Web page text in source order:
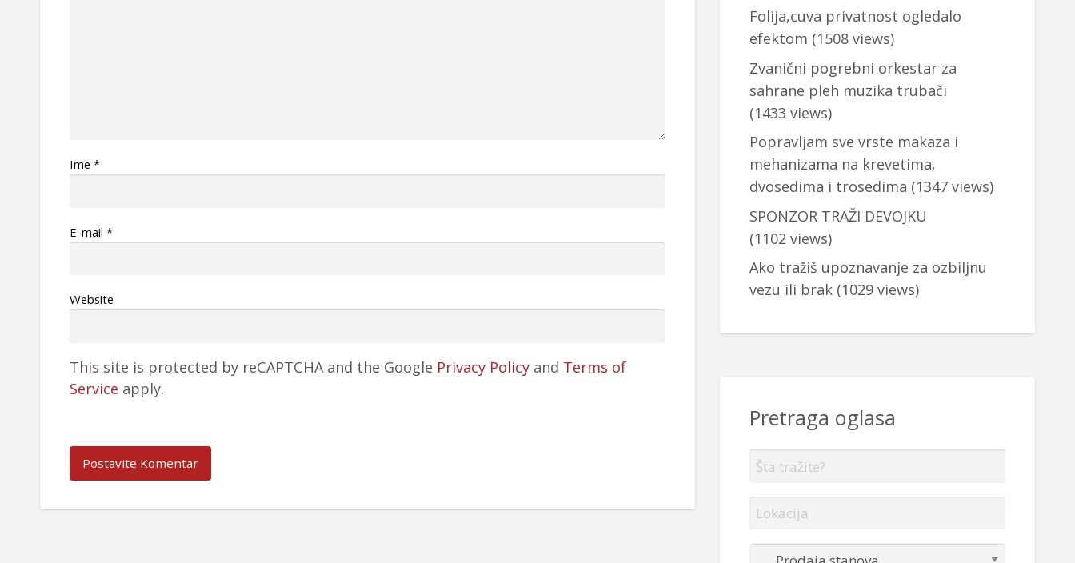
Ime *
Е-mail *
Website
This site is protected by reCAPTCHA and the Google Privacy Policyand Terms of
Service apply.
Folija,cuva privatnost ogledalo
efektom (1508 views)
Zvanični pogrebni orkestar za
sahrane pleh muzika trubači
(1433 views)
Popravljam sve vrste makaza i
mehanizama na krevetima,
dvosedima i trosedima (1347 views)
SPONZOR TRAŽI DEVOJKU
(1102 views)
Ako tražiš upoznavanje za ozbiljnu
vezu ili brak(1029 views)
Pretraga oglasa